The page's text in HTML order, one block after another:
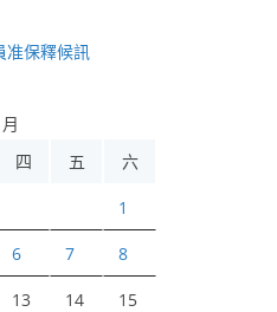
准保釋候訊
四 五 六
1
6 7 8
13 14 15